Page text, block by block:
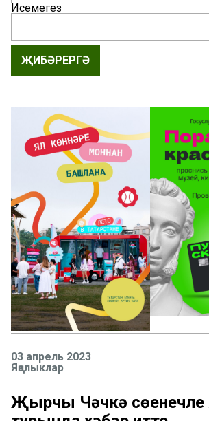
Исемегез
ҖИБӘРЕРГӘ
03 апрель 2023
Яңалыклар
Җырчы Чәчкә